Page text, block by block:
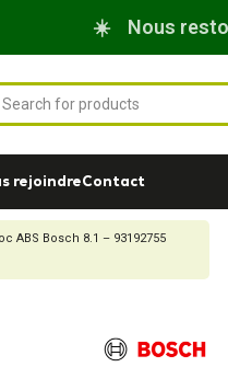
☀️ Nous
rejoindreContact
ABS Bosch 8.1 – 93192755